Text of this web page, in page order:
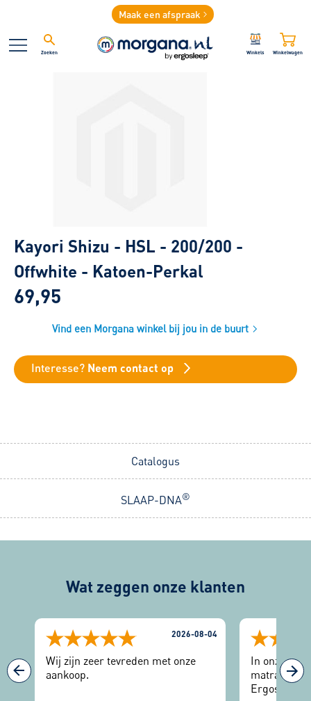
Maak een afspraak
Zoeken Winkels Winkelwagen
Kayori Shizu - HSL - 200/200 -
Offwhite - Katoen-Perkal
69,95
Vind een Morgana winkel bij jou in de buurt
Interesse? Neem contact op
Catalogus
SLAAP-DNA®
Wat zeggen onze klanten
2026-08-04
Wij zijn zeer tevreden met onze
aankoop.
In onze
matras,
Ergosleep.